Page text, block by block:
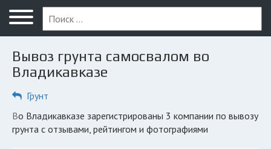
Меню
Главная
Вопрос юристу
Компании
Вывоз грунта самосвалом во
Владикавказе
Грунт
во Владикавказе зарегистрированы 3 компании по вывозу
грунта с отзывами, рейтингом и фотографиями